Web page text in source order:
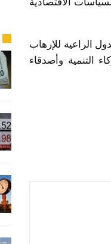
الراعية للإرهاب
التنمية وأصدقاء